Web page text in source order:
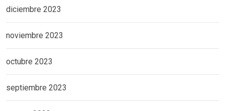
diciembre 2023
noviembre 2023
octubre 2023
septiembre 2023